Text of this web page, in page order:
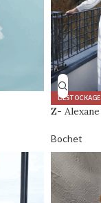
DÉSTOCKAGE
Z- Alexane
Bochet